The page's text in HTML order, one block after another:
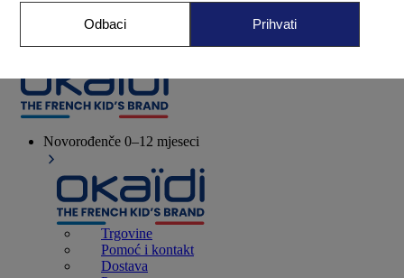
Novorođenče 0–12 mjeseci
Trgovine
Pomoć i kontakt
Dostava
Odbaci Prihvati